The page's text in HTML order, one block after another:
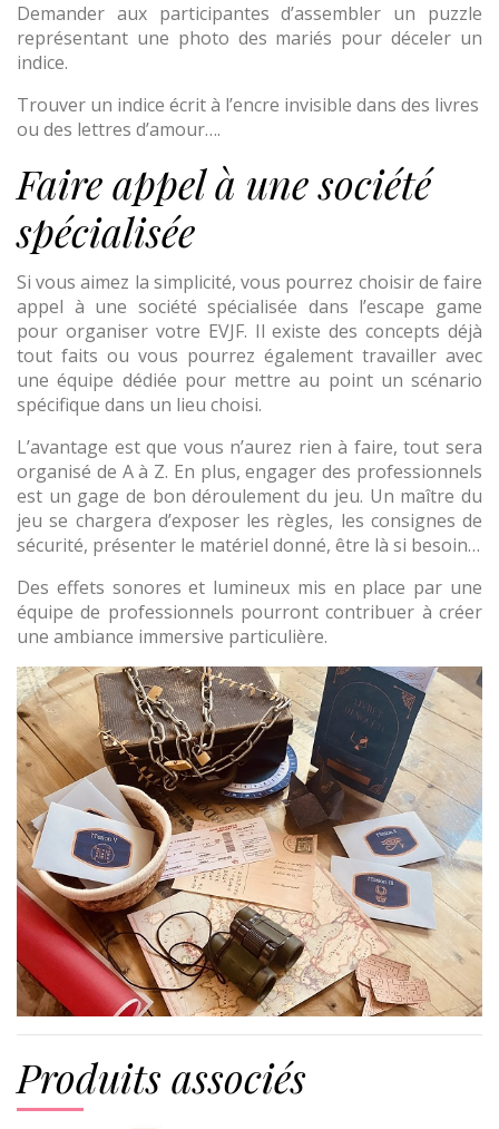
Demander aux participantes d’assembler un puzzle
représentant une photo des mariés pour déceler un
indice.
Trouver un indice écrit à l’encre invisible dans des livres
ou des lettres d’amour….
Faire appel à une société
spécialisée
Si vous aimez la simplicité, vous pourrez choisir de faire
appel à une société spécialisée dans l’escape game
pour organiser votre EVJF. Il existe des concepts déjà
tout faits ou vous pourrez également travailler avec
une équipe dédiée pour mettre au point un scénario
spécifique dans un lieu choisi.
L’avantage est que vous n’aurez rien à faire, tout sera
organisé de A à Z. En plus, engager des professionnels
est un gage de bon déroulement du jeu. Un maître du
jeu se chargera d’exposer les règles, les consignes de
sécurité, présenter le matériel donné, être là si besoin…
Des effets sonores et lumineux mis en place par une
équipe de professionnels pourront contribuer à créer
une ambiance immersive particulière.
Produits associés